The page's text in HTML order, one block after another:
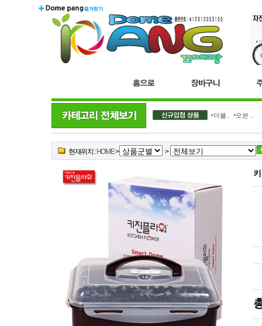
더블.. 오븐 ..
현재위치 : HOME> >